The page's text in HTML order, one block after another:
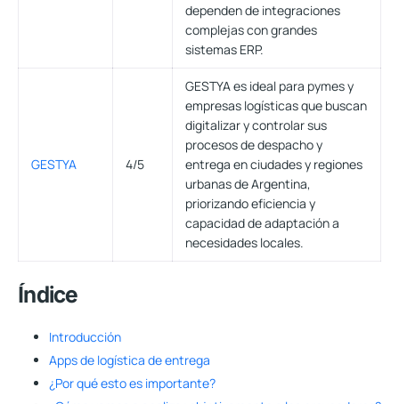
dependen de integraciones
complejas con grandes
sistemas ERP.
GESTYA 4/5
GESTYA es ideal para pymes y
empresas logísticas que buscan
digitalizar y controlar sus
procesos de despacho y
entrega en ciudades y regiones
urbanas de Argentina,
priorizando eficiencia y
capacidad de adaptación a
necesidades locales.
Índice
Introducción
Apps de logística de entrega
¿Por qué esto es importante?